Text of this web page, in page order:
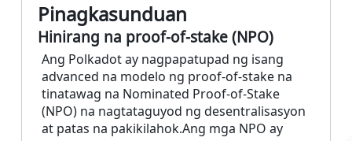
Pinagkasunduan
Hinirang na proof-of-stake (NPO)
Ang Polkadot ay nagpapatupad ng isang
advanced na modelo ng proof-of-stake na
tinatawag na Nominated Proof-of-Stake
(NPO) na nagtataguyod ng desentralisasyon
at patas na pakikilahok.Ang mga NPO ay